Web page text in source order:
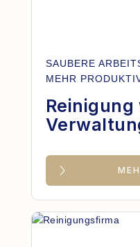
SAUBERE
MEHR
Reinigung